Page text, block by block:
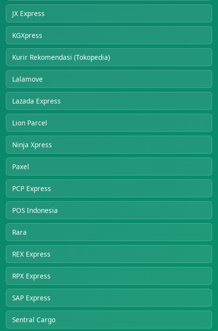
JX Express
KGXpress
Kurir Rekomendasi (Tokopedia)
Lalamove
Lazada Express
Lion Parcel
Ninja Xpress
Paxel
PCP Express
POS Indonesia
Rara
REX Express
RPX Express
SAP Express
Sentral Cargo